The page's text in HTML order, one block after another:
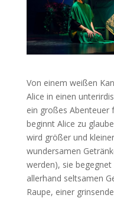
Von einem weißen
Alice in einen
ein großes Abenteuer
beginnt Alice zu
wird größer und
wundersamen
werden), sie
allerhand seltsamen
Raupe, einer